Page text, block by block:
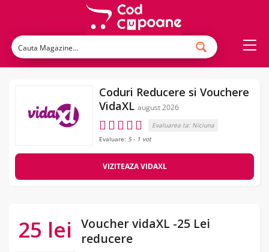
Coduri Reducere si Vouchere
VidaXL august 2026
Evaluarea ta: Niciuna
Evaluare: 5- 1 vot
VIZITEAZA VIDAXL
25 lei
Voucher vidaXL -25 Lei
reducere